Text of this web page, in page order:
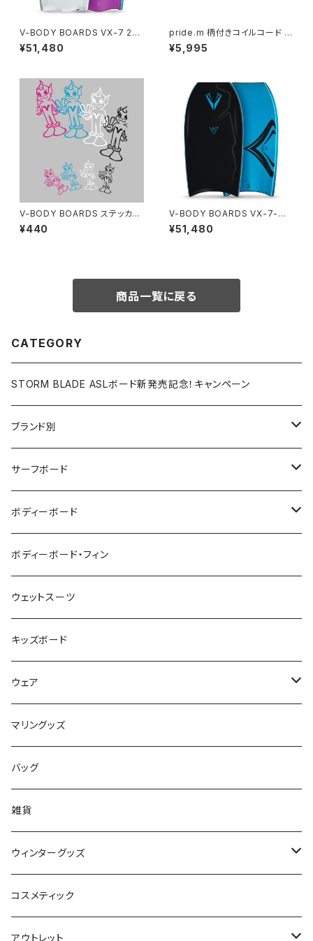
V-BODY BOARDS VX-7 202
6モデル - ホワイト
¥51,480
pride.m 柄付きコイルコード (
アーム用 ) ベリードット
¥5,995
V-BODY BOARDS ステッカー
M - Vマン
¥440
V-BODY BOARDS VX-7-M
2026モデル - ブラック
¥51,480
商品一覧に戻る
CATEGORY
STORM BLADE ASLボード新発売記念！キャンペーン
ブランド別
V-BODY BOARDS
ZEBEC
pride.m
FLOCO
Mermaid & Guys
UNDERSERIES
TABIE REVO
AQA
STORMBLADE
サーフボード
SUP
BBS / EAU WETSUITS
GO NATURE
MAHALO
サーフボード
サーフボード
フィン
サーフボードアクセサリー
ボディーボード
ボディーボード
BBフィン
BBアクセサリー
コイルコード
ボードケース
ボディーボード・フィン
ウェットスーツ
キッズボード
ウェア
メンズ
レディース
キッズ
マリングッズ
バッグ
雑貨
ウィンターグッズ
ブーツ
グローブ
コスメティック
アウトレット